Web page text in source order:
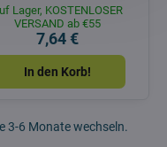
Lager, KOSTENLOSER
VERSAND ab €55
7,64 €
In den Korb!
3-6 Monate wechseln.